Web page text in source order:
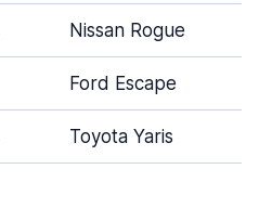
Nissan Rogue
Ford Escape
Toyota Yaris